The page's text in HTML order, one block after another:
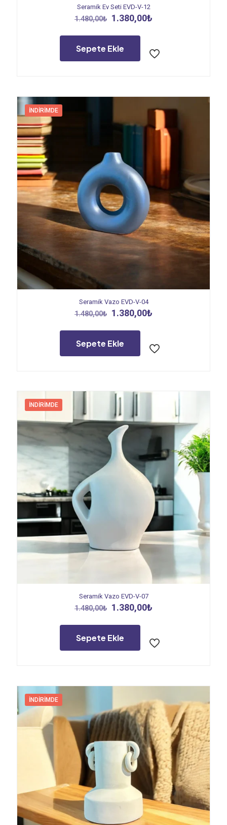
Seramik Ev Seti EVD-V-12
1.480,00₺ Orijinal
1.480,00₺.
1.380,00₺
Sepete Ekle
İNDIRIMDE
Seramik Vazo EVD-V-04
1.480,00₺ Orijinal
1.480,00₺.
1.380,00₺
Sepete Ekle
İNDIRIMDE
Seramik Vazo EVD-V-07
1.480,00₺ Orijinal
1.480,00₺.
1.380,00₺
1.380,00₺.
Sepete Ekle
İNDIRIMDE